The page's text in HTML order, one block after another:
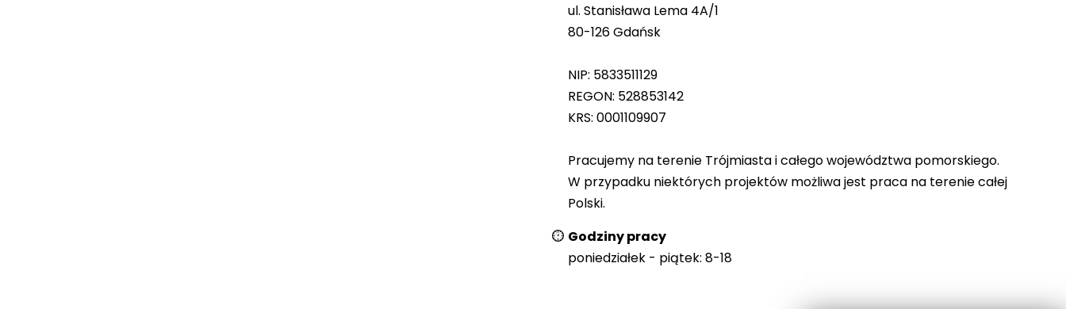
ul. Stanisława Lema 4A/1
80-126Gdańsk
NIP: 5833511129
REGON: 528853142
KRS: 0001109907
Pracujemy na terenie Trójmiasta i całego województwa pomorskiego.
W przypadku niektórych projektów możliwa jest praca na terenie całej
Polski.
Godziny pracy
poniedziałek - piątek: 8-18